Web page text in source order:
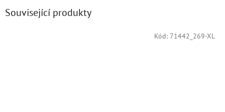
Související produkty
Kód: 71442_269-XL